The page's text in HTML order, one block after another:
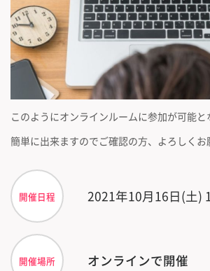
このようにオンラインルームに参加が可能
簡単に出来ますのでご確認の方、よろしくお
開催日程 2021年10月16日(土)
開催場所 オンラインで開催